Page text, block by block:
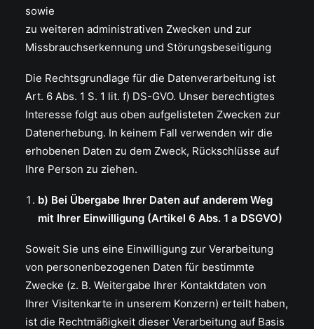
sowie
zu weiteren administrativen Zwecken und zur
Missbrauchserkennung und Störungsbeseitigung
Die Rechtsgrundlage für die Datenverarbeitung ist
Art. 6 Abs. 1 S. 1 lit. f) DS-GVO. Unser berechtigtes
Interesse folgt aus oben aufgelisteten Zwecken zur
Datenerhebung. In keinem Fall verwenden wir die
erhobenen Daten zu dem Zweck, Rückschlüsse auf
Ihre Person zu ziehen.
b) Bei Übergabe Ihrer Daten auf anderem Weg
mit Ihrer Einwilligung (Artikel 6 Abs. 1 a DSGVO)
Soweit Sie uns eine Einwilligung zur Verarbeitung
von personenbezogenen Daten für bestimmte
Zwecke (z. B. Weitergabe Ihrer Kontaktdaten von
Ihrer Visitenkarte in unserem Konzern) erteilt haben,
ist die Rechtmäßigkeit dieser Verarbeitung auf Basis